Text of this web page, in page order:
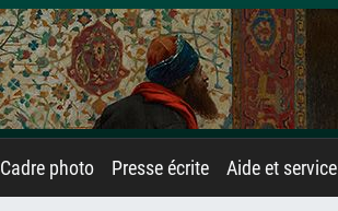
Cadre photo Presse écrite Aide et service